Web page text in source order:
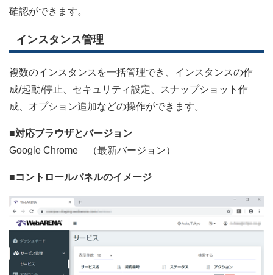
確認ができます。
インスタンス管理
複数のインスタンスを一括管理でき、インスタンスの作
成/起動/停止、セキュリティ設定、スナップショット作
成、オプション追加などの操作ができます。
■対応ブラウザとバージョン
Google Chrome （最新バージョン）
■コントロールパネルのイメージ